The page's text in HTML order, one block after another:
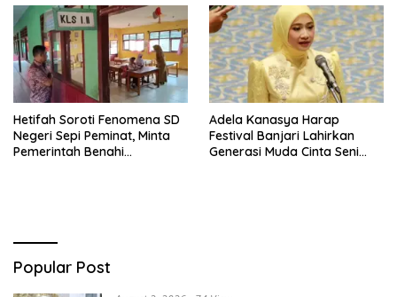
Hetifah Soroti Fenomena SD
Negeri Sepi Peminat, Minta
Pemerintah Benahi
Adela Kanasya Harap
Festival Banjari Lahirkan
Generasi Muda Cinta Seni
Popular Post